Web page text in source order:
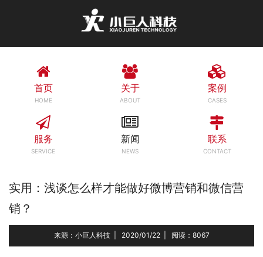
首页
HOME
关于
ABOUT
案例
CASES
服务
SERVICE
新闻
NEWS
联系
CONTACT
实用：浅谈怎么样才能做好微博营销和微信营
销？
来源：小巨人科技| 2020/01/22| 阅读：8067